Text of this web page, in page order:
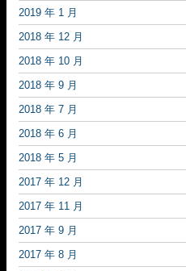
2019 年 1 月
2018 年 12 月
2018 年 10 月
2018 年 9 月
2018 年 7 月
2018 年 6 月
2018 年 5 月
2017 年 12 月
2017 年 11 月
2017 年 9 月
2017 年 8 月